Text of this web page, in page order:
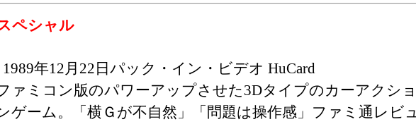
ペシャル
1989年12月22日パック・イン・ビデオ HuCard
ァミコン版のパワーアップさせた3Dタイプのカーアクショ
ゲーム。「横Ｇが不自然」「問題は操作感」ファミ通レビュ